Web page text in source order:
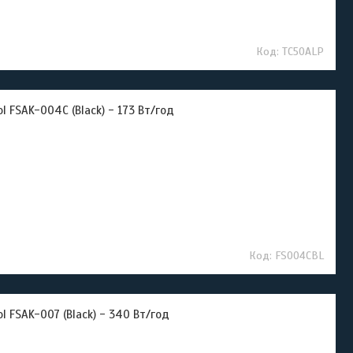
TC50ALP
FSAK-004C (Black) - 173 Вт/год
FS004CBL
FSAK-007 (Black) - 340 Вт/год